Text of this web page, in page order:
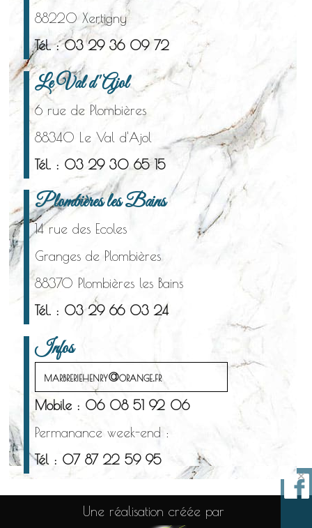
88220 Xertigny
Tél. : 03 29 36 09 72
Le Val d'Ajol
6 rue de Plombières
88340 Le Val d'Ajol
Tél. : 03 29 30 65 15
Plombières les Bains
14 rue des Ecoles
Granges de Plombières
88370 Plombières les Bains
Tél. : 03 29 66 03 24
Infos
marbreriehenry@orange.fr
Mobile : 06 08 51 92 06
Permanance week-end :
Tél : 07 87 22 59 95
Une réalisation créée par
×